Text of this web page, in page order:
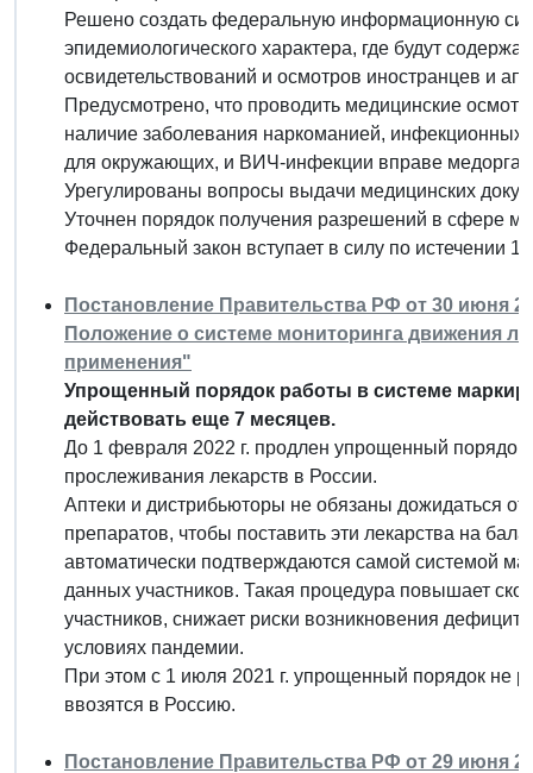
Решено создать федеральную информационную
эпидемиологического характера, где будут
освидетельствований и осмотров иностранцев и
Предусмотрено, что проводить медицинские
наличие заболевания наркоманией, инфекционных
для окружающих, и ВИЧ-инфекции вправе
Урегулированы вопросы выдачи медицинских
Уточнен порядок получения разрешений в сфере
Федеральный закон вступает в силу по истечении
Постановление Правительства РФ от 30 июня
Положение о системе мониторинга движения
применения"
Упрощенный порядок работы в системе
действовать еще 7 месяцев.
До 1 февраля 2022 г. продлен упрощенный порядок
прослеживания лекарств в России.
Аптеки и дистрибьюторы не обязаны дожидаться
препаратов, чтобы поставить эти лекарства на
автоматически подтверждаются самой системой
данных участников. Такая процедура повышает
участников, снижает риски возникновения
условиях пандемии.
При этом с 1 июля 2021 г. упрощенный порядок не
ввозятся в Россию.
Постановление Правительства РФ от 29 июня